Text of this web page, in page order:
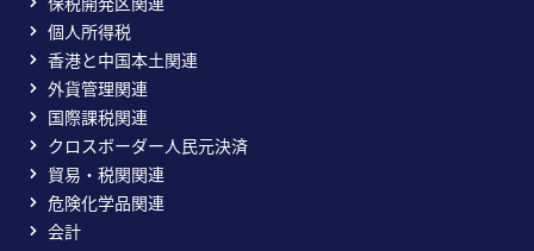
個人所得税
香港と中国本土関連
外貨管理関連
国際課税関連
クロスボーダー人民元決済
貿易・税関関連
危険化学品関連
会計